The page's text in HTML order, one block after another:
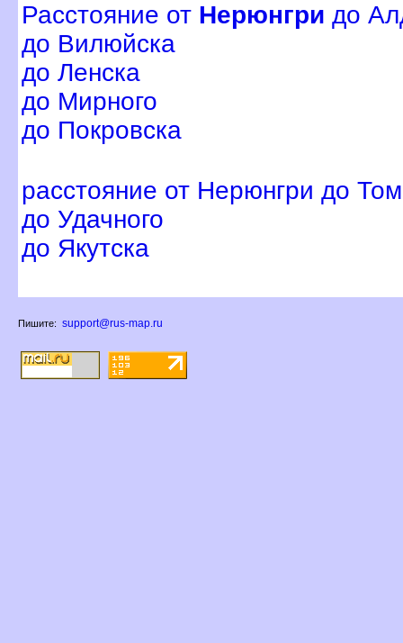
Расстояние от Нерюнгри до
до Вилюйска
до Ленска
до Мирного
до Покровска
расстояние от Нерюнгри до
до Удачного
до Якутска
Пишите: support@rus-map.ru